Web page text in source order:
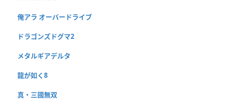
俺アラ オーバードライブ
ドラゴンズドグマ2
メタルギアデルタ
龍が如く8
真・三國無双